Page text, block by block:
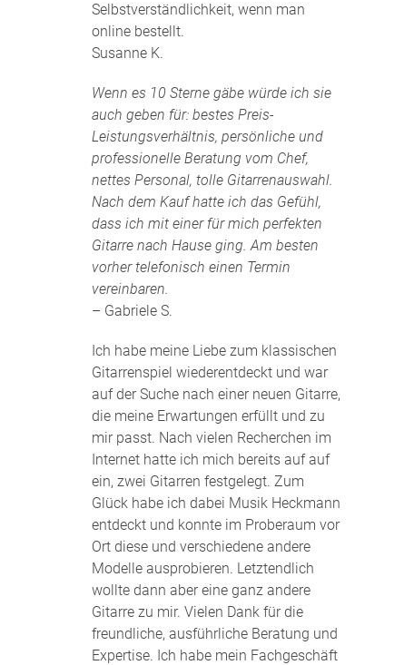
Selbstverständlichkeit, wenn man
online bestellt.
Susanne K.
Wenn es 10 Sterne gäbe würde ich sie
auch geben für: bestes Preis-
Leistungsverhältnis, persönliche und
professionelle Beratung vom Chef,
nettes Personal, tolle Gitarrenauswahl.
Nach dem Kauf hatte ich das Gefühl,
dass ich mit einer für mich perfekten
Gitarre nach Hause ging. Am besten
vorher telefonisch einen Termin
vereinbaren.
– Gabriele S.
Ich habe meine Liebe zum klassischen
Gitarrenspiel wiederentdeckt und war
auf der Suche nach einer neuen Gitarre,
die meine Erwartungen erfüllt und zu
mir passt. Nach vielen Recherchen im
Internet hatte ich mich bereits auf auf
ein, zwei Gitarren festgelegt. Zum
Glück habe ich dabei Musik Heckmann
entdeckt und konnte im Proberaum vor
Ort diese und verschiedene andere
Modelle ausprobieren. Letztendlich
wollte dann aber eine ganz andere
Gitarre zu mir. Vielen Dank für die
freundliche, ausführliche Beratung und
Expertise. Ich habe mein Fachgeschäft